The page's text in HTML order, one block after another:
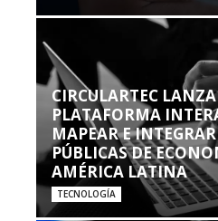
CIRCULARTEC
PLATAFORMA
MAPEAR E
PÚBLICAS DE
AMÉRICA LATINA
TECNOLOGÍA